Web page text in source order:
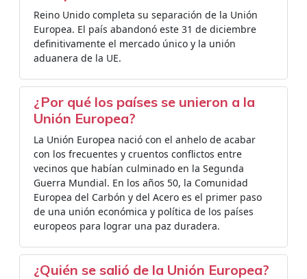
Reino Unido completa su separación de la Unión
Europea. El país abandonó este 31 de diciembre
definitivamente el mercado único y la unión
aduanera de la UE.
¿Por qué los países se unieron a la
Unión Europea?
La Unión Europea nació con el anhelo de acabar
con los frecuentes y cruentos conflictos entre
vecinos que habían culminado en la Segunda
Guerra Mundial. En los años 50, la Comunidad
Europea del Carbón y del Acero es el primer paso
de una unión económica y política de los países
europeos para lograr una paz duradera.
¿Quién se salió de la Unión Europea?